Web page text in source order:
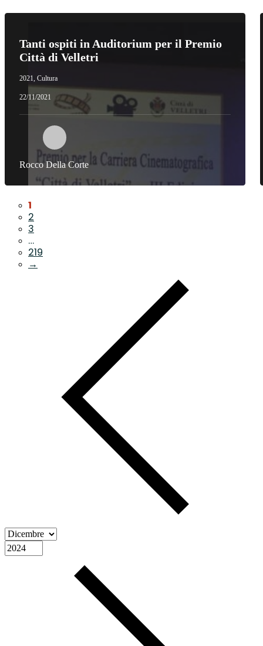
Tanti ospiti in Auditorium per il Premio
Città di Velletri
2021, Cultura
22/11/2021
Rocco Della Corte
1
2
3
…
219
→